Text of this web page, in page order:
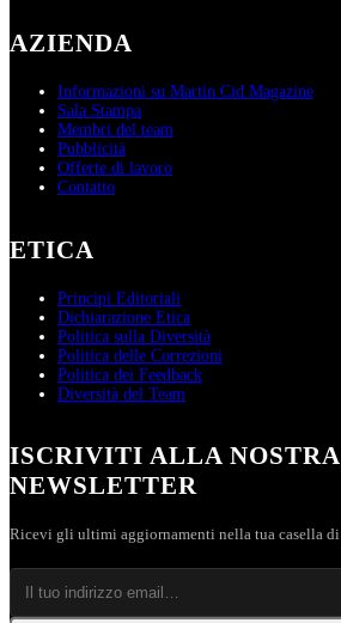
AZIENDA
Informazioni su Martin Cid Magazine
Sala Stampa
Membri del team
Pubblicità
Offerte di lavoro
Contatto
ETICA
Principi Editoriali
Dichiarazione Etica
Politica sulla Diversità
Politica delle Correzioni
Politica dei Feedback
Diversità del Team
ISCRIVITI ALLA NOSTRA
NEWSLETTER
Ricevi gli ultimi aggiornamenti nella tua casella di